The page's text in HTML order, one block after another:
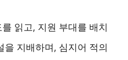
읽고, 지원 부대를 배치
을 지배하며, 심지어 적의